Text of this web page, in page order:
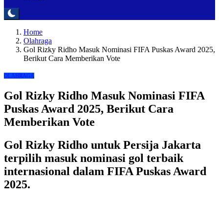
Home
Olahraga
Gol Rizky Ridho Masuk Nominasi FIFA Puskas Award 2025,
Berikut Cara Memberikan Vote
OLAHRAGA
Gol Rizky Ridho Masuk Nominasi FIFA
Puskas Award 2025, Berikut Cara
Memberikan Vote
Gol Rizky Ridho untuk Persija Jakarta
terpilih masuk nominasi gol terbaik
internasional dalam FIFA Puskas Award
2025.